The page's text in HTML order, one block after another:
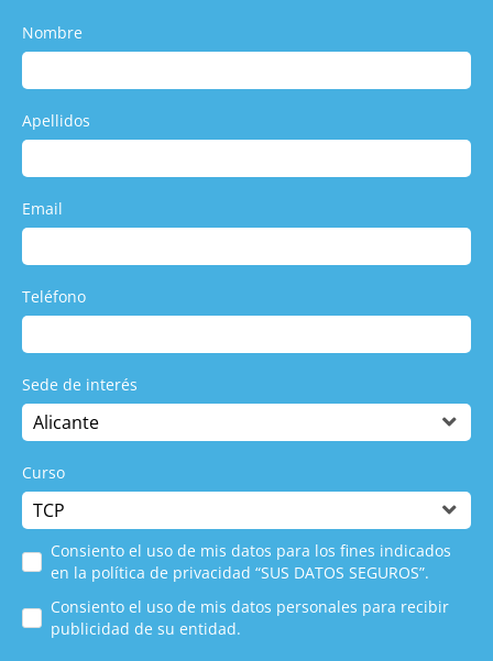
Nombre
Apellidos
Email
Teléfono
Sede de interés
Curso
Consiento el uso de mis datos para los fines indicados
en la política de privacidad “SUS DATOS SEGUROS”.
Consiento el uso de mis datos personales para recibir
publicidad de su entidad.